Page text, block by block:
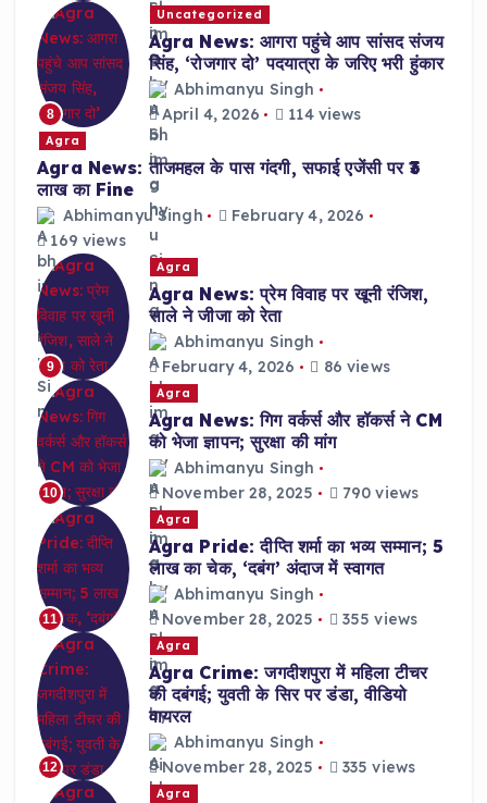
8
Uncategorized
Agra News: आगरा पहुंचे आप सांसद संजय
सिंह, ‘रोजगार दो’ पदयात्रा के जरिए भरी हुंकार
Abhimanyu Singh
April 4, 2026
114 views
Agra
Agra News: ताजमहल के पास गंदगी, सफाई एजेंसी पर ₹3
लाख का Fine
Abhimanyu Singh
February 4, 2026
169 views
9
Agra
Agra News: प्रेम विवाह पर खूनी रंजिश,
साले ने जीजा को रेता
Abhimanyu Singh
February 4, 2026
86 views
10
Agra
Agra News: गिग वर्कर्स और हॉकर्स ने CM
को भेजा ज्ञापन; सुरक्षा की मांग
Abhimanyu Singh
November 28, 2025
790 views
11
Agra
Agra Pride: दीप्ति शर्मा का भव्य सम्मान; 5
लाख का चेक, ‘दबंग’ अंदाज में स्वागत
Abhimanyu Singh
November 28, 2025
355 views
12
Agra
Agra Crime: जगदीशपुरा में महिला टीचर
की दबंगई; युवती के सिर पर डंडा, वीडियो
वायरल
Abhimanyu Singh
November 28, 2025
335 views
Agra